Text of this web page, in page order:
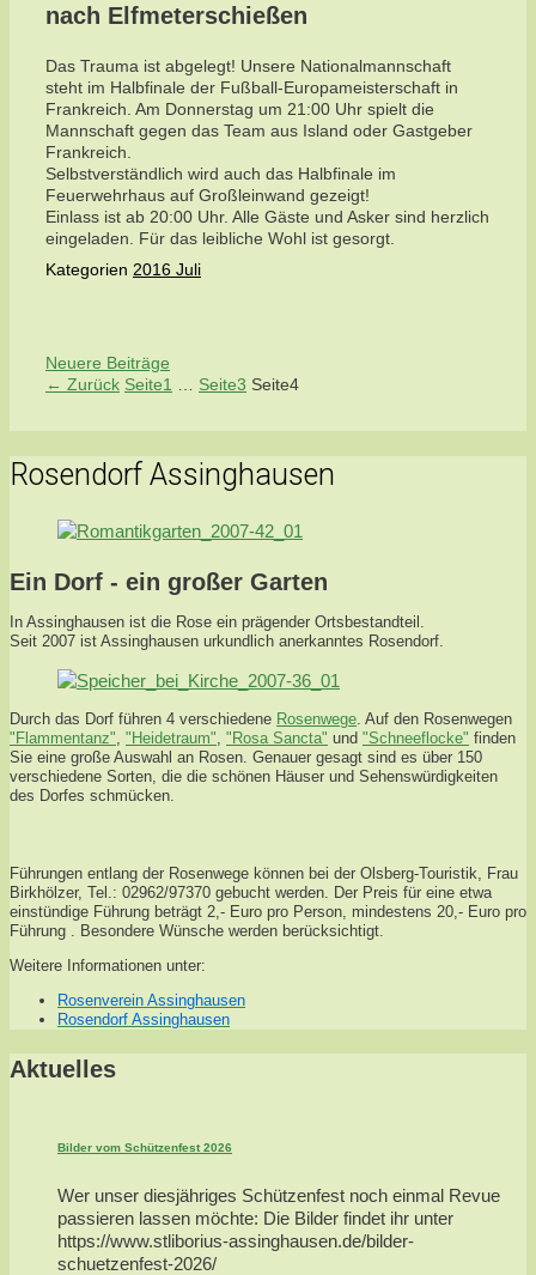
nach Elfmeterschießen
Das Trauma ist abgelegt! Unsere Nationalmannschaft
steht im Halbfinale der Fußball-Europameisterschaft in
Frankreich. Am Donnerstag um 21:00 Uhr spielt die
Mannschaft gegen das Team aus Island oder Gastgeber
Frankreich.
Selbstverständlich wird auch das Halbfinale im
Feuerwehrhaus auf Großleinwand gezeigt!
Einlass ist ab 20:00 Uhr. Alle Gäste und Asker sind herzlich
eingeladen. Für das leibliche Wohl ist gesorgt.
Kategorien 2016 Juli
Neuere Beiträge
← Zurück Seite1 … Seite3 Seite4
Rosendorf Assinghausen
Ein Dorf - ein großer Garten
In Assinghausen ist die Rose ein prägender Ortsbestandteil.
Seit 2007 ist Assinghausen urkundlich anerkanntes Rosendorf.
Durch das Dorf führen 4 verschiedene Rosenwege . Auf den Rosenwegen
"Flammentanz" "Heidetraum" "Rosa Sancta" und "Schneeflocke" finden
Sie eine große Auswahl an Rosen. Genauer gesagt sind es über 150
verschiedene Sorten, die die schönen Häuser und Sehenswürdigkeiten
des Dorfes schmücken.
Führungen entlang der Rosenwege können bei der Olsberg-Touristik, Frau
Birkhölzer, Tel.: 02962/97370 gebucht werden. Der Preis für eine etwa
einstündige Führung beträgt 2,- Euro pro Person, mindestens 20,- Euro pro
Führung . Besondere Wünsche werden berücksichtigt.
Weitere Informationen unter:
Rosenverein Assinghausen
Rosendorf Assinghausen
Aktuelles
Bilder vom Schützenfest 2026
Wer unser diesjähriges Schützenfest noch einmal Revue
passieren lassen möchte: Die Bilder findet ihr unter
https://www.stliborius-assinghausen.de/bilder-
schuetzenfest-2026/